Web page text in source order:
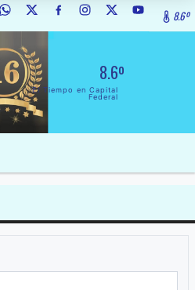
8.6º
8.6º
El Tiempo en Capital
Federal